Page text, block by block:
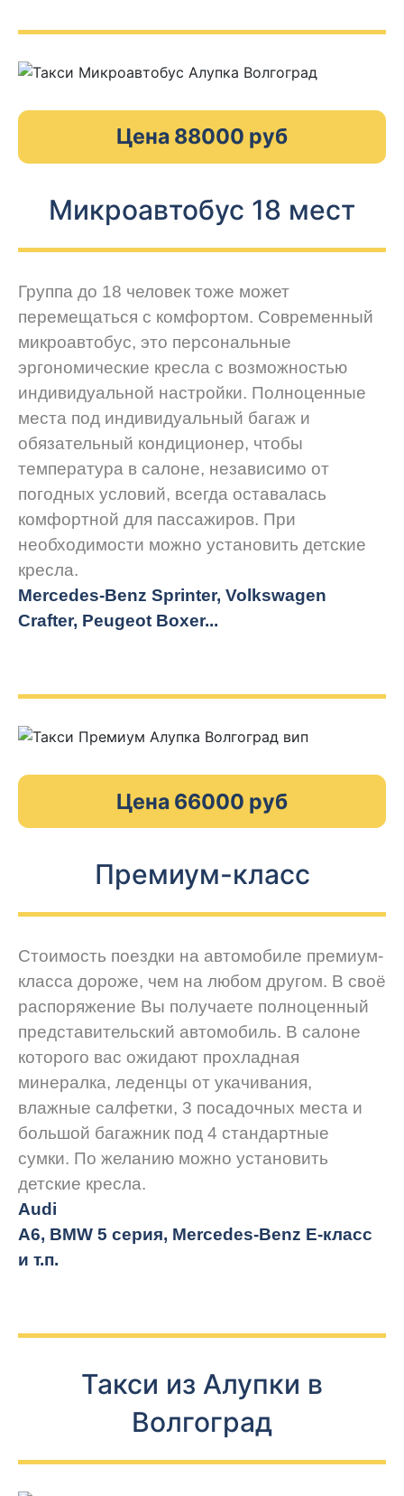
Цена 88000 руб
Микроавтобус 18 мест
Группа до 18 человек тоже может
перемещаться с комфортом. Современный
микроавтобус, это персональные
эргономические кресла с возможностью
индивидуальной настройки. Полноценные
места под индивидуальный багаж и
обязательный кондиционер, чтобы
температура в салоне, независимо от
погодных условий, всегда оставалась
комфортной для пассажиров. При
необходимости можно установить детские
кресла.
Mercedes-Benz Sprinter, Volkswagen
Crafter, Peugeot Boxer...
Цена 66000 руб
Премиум-класс
Стоимость поездки на автомобиле премиум-
класса дороже, чем на любом другом. В своё
распоряжение Вы получаете полноценный
представительский автомобиль. В салоне
которого вас ожидают прохладная
минералка, леденцы от укачивания,
влажные салфетки, 3 посадочных места и
большой багажник под 4 стандартные
сумки. По желанию можно установить
детские кресла.
Audi
A6, BMW 5 серия, Mercedes-Benz E-класс
и т.п.
Такси из Алупки в
Волгоград